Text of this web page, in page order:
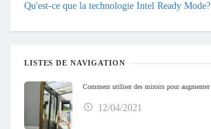
Qu'est-ce que la technologie Intel Ready Mode?
LISTES DE NAVIGATION
12/04/2021